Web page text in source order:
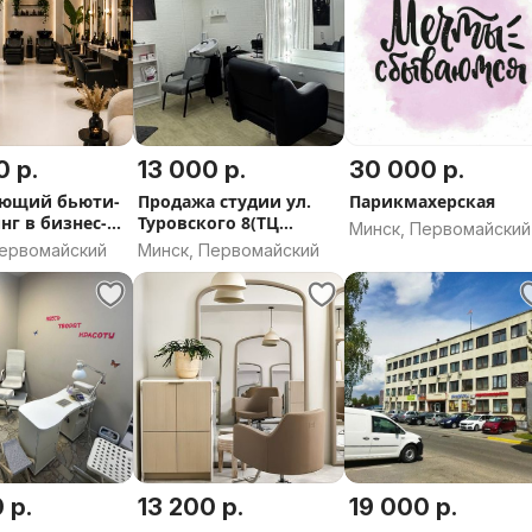
р.
бьюти-
в бизнес-
13 000 р.
Продажа студии ул.
Туровского 8(ТЦ
Променад)
Минск, Первомайский
30 000 р.
Парикмахерская
Минск, Первомайский
р. 13 200 р. 19 000 р.